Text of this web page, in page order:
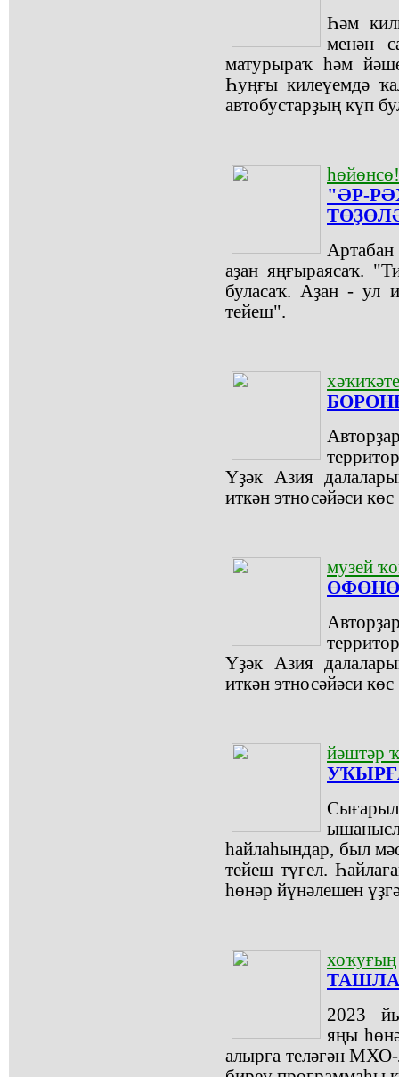
Һәм
менән
матурыраҡ һәм
Һуңғы килеүемдә
автобустарҙың күп
һөйөнсө!
"ӘР-
аҙан яңғыраясаҡ.
буласаҡ. Аҙан - ул
тейеш".
Үҙәк Азия
иткән этносәйәси
музей
Үҙәк Азия
иткән этносәйәси
йәштәр
һайлаһындар, был
тейеш түгел.
һөнәр йүнәлешен
хоҡуғың
2023
яңы
алырға теләгән